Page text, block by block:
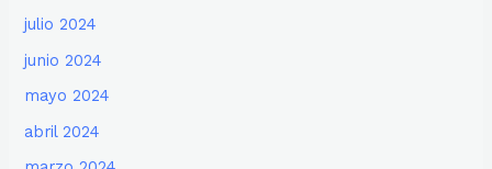
julio 2024
junio 2024
mayo 2024
abril 2024